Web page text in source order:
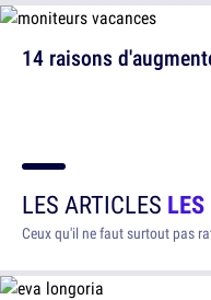
14 raisons
LES ARTICLES
Ceux qu'il ne faut surtout pas